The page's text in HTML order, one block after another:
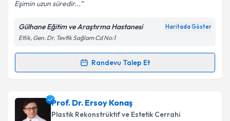
kapsamda işlenmesini kabul ediyorum.
Takvim Talebini Gönder
Eşimin uzun süredir...
Gülhane Eğitim ve Araştırma Hastanesi Haritada Göster
Etlik, Gen. Dr. Tevfik Sağlam Cd No:1
Randevu Talep Et
Randevu Takvimi Talebi
Dr. İbrahim Eceiçin randevu takvimi talebi oluşturun.
Size bu uzmandan randevu almanız için bir takvim
Prof. Dr. Ersoy Konaş
Plastik Rekonstrüktif ve Estetik Cerrahi